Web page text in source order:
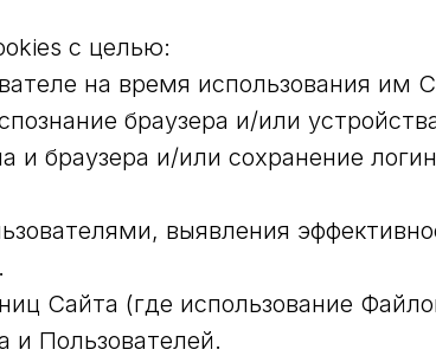
с целью:
на время использования им
браузера и/или
и браузера и/или сохранение
выявления
Сайта (где использование
и Пользователей.